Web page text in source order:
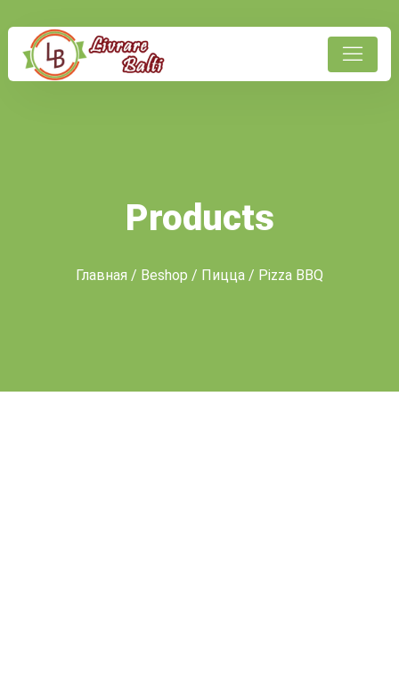
Products
Главная / Beshop / Пицца / Pizza BBQ